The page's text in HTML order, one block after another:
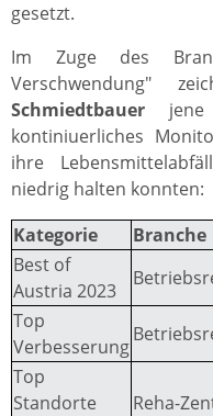
gesetzt.
Im Zuge des
Verschwendung"
Schmiedtbauer jene
kontiniuerliches
ihre
niedrig halten konnten:
Kategorie
Branche
Best of
Austria 2023
Top
Verbesserung
Top
Standorte
Reha-